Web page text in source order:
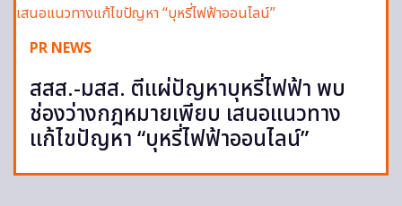
PR NEWS
สสส.-มสส. ตีแผ่ปัญหาบุหรี่ไฟฟ้า พบ
ช่องว่างกฎหมายเพียบ เสนอแนวทาง
แก้ไขปัญหา “บุหรี่ไฟฟ้าออนไลน์”